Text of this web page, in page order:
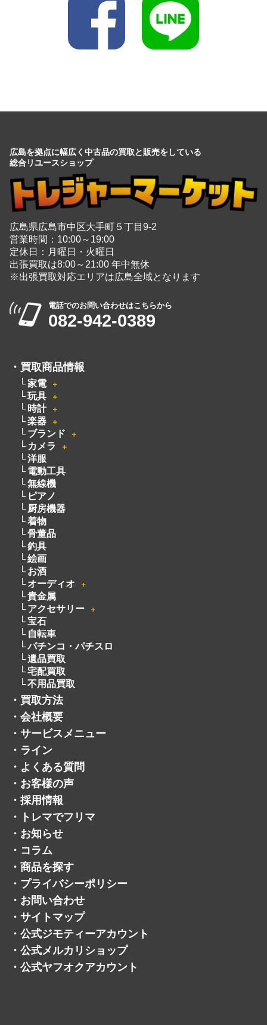
広島を拠点に幅広く中古品の買取と販売をしている
総合リユースショップ
広島県広島市中区大手町５丁目9-2
営業時間：10:00～19:00
定休日：月曜日・火曜日
出張買取は8:00～21:00 年中無休
※出張買取対応エリアは広島全域となります
電話でのお問い合わせはこちらから
082-942-0389
・ 買取商品情報
家電 ＋
玩具 ＋
時計 ＋
楽器 ＋
ブランド ＋
カメラ ＋
洋服
電動工具
無線機
ピアノ
厨房機器
着物
骨董品
釣具
絵画
お酒
オーディオ
＋
貴金属
アクセサリー
＋
宝石
自転車
パチンコ・パチスロ
遺品買取
宅配買取
不用品買取
・ 買取方法
・ 会社概要
・ サービスメニュー
・ ライン
・ よくある質問
・ お客様の声
・ 採用情報
・
トレマでフリマ
・ お知らせ
・ コラム
・ 商品を探す
・ プライバシーポリシー
・ お問い合わせ
・ サイトマップ
・ 公式ジモティーアカウント
・ 公式メルカリショップ
・ 公式ヤフオクアカウント